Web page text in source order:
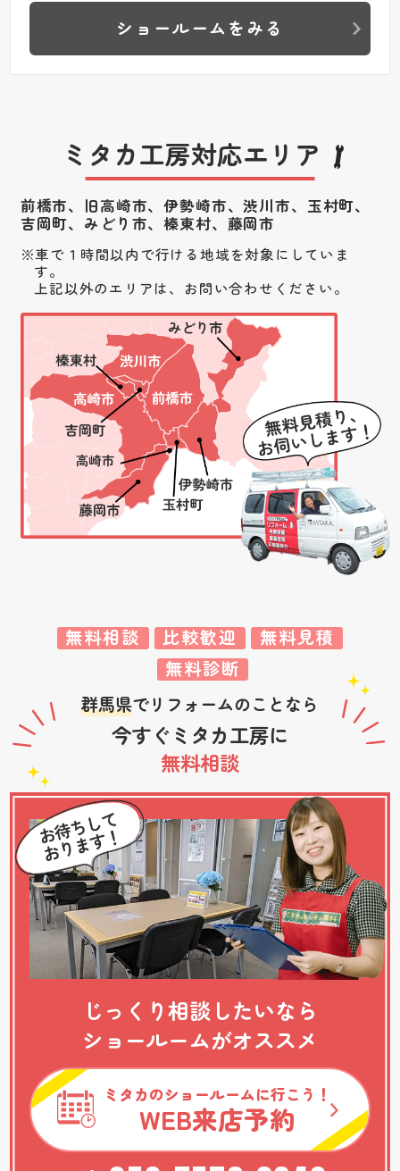
ショールームをみる
ミタカ工房対応エリア
前橋市、旧高崎市、伊勢崎市、渋川市、 玉村町、
吉岡町、みどり市、榛東村、藤岡市
車で１時間以内で行ける地域を対象にしていま
す。
上記以外のエリアは、お問い合わせください。
無料相談 比較歓迎
無料見積
無料診断
群馬県でリフォームのことなら
今すぐミタカ工房に
無料相談
じっくり相談したいなら
ショールームがオススメ
ミタカのショールームに行こう！
WEB来店予約